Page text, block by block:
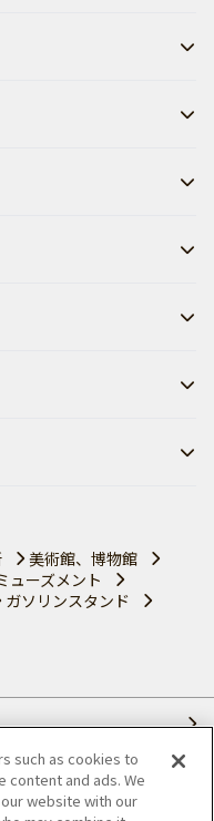
美術館、博物館
ューズメント
ガソリンスタンド
such as cookies to
content and ads. We
website with our